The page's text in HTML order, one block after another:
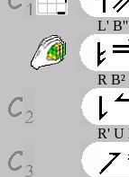
L'
R
R' U